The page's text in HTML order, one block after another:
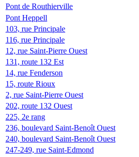
Pont de Routhierville
Pont Heppell
103, rue Principale
116, rue Principale
12, rue Saint-Pierre Ouest
131, route 132 Est
14, rue Fenderson
15, route Rioux
2, rue Saint-Pierre Ouest
202, route 132 Ouest
225, 2e rang
236, boulevard Saint-Benoît Ouest
240, boulevard Saint-Benoît Ouest
247-249, rue Saint-Edmond